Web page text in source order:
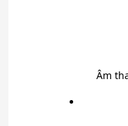
Âm